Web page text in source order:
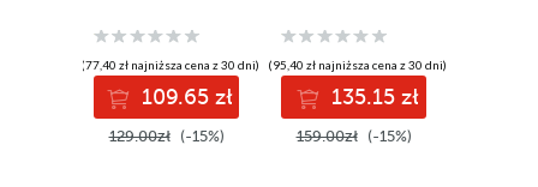
(77,40 zł najniższa cena z 30 dni)
109.65 zł
129.00zł (-15%)
(95,40 zł najniższa cena z 30 dni)
135.15 zł
159.00zł (-15%)